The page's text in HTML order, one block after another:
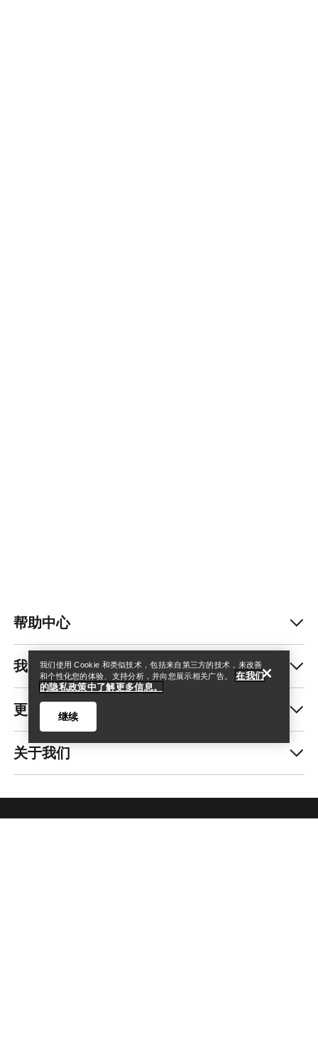
查找店铺 Help
帮助中心
我的账户
更多商品
关于我们
我们使用 Cookie 和类似技术，包括来自第三方的技术，来改善
和个性化您的体验、支持分析，并向您展示相关广告。
在我们
的隐私政策中了解更多信息。
继续